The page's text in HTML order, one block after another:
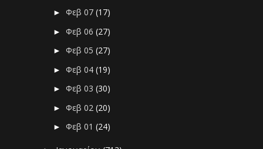
►Φεβ 07(17)
►Φεβ 06(27)
►Φεβ 05(27)
►Φεβ 04(19)
►Φεβ 03(30)
►Φεβ 02(20)
►Φεβ 01(24)